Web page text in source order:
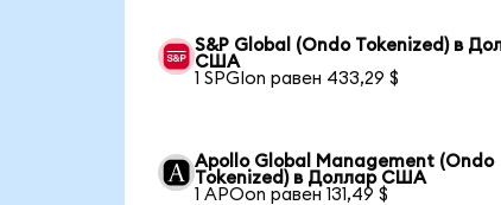
S&P Global (Ondo Tokenized) в
США
1 SPGIon равен 433,29 $
Apollo Global Management (Ondo
Tokenized) в Доллар США
1 APOon равен 131,49 $